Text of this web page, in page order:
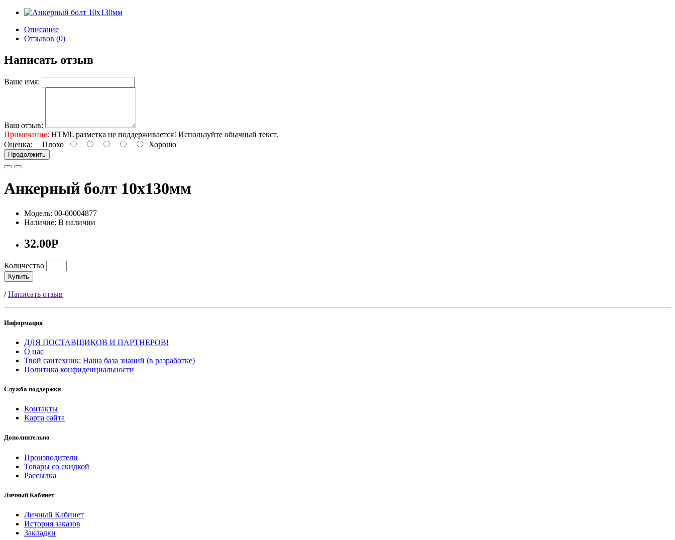
Описание
Отзывов (0)
Написать отзыв
Ваше имя:
Ваш отзыв:
Примечание: HTML разметка не поддерживается! Используйте обычный текст.
Оценка: Плохо Хорошо
Продолжить
Анкерный болт 10х130мм
Модель: 00-00004877
Наличие: В наличии
32.00Р
Количество
Купить
/Написать отзыв
Информация
ДЛЯ ПОСТАВЩИКОВ И ПАРТНЕРОВ!
О нас
Твой сантехник: Наша база знаний (в разработке)
Политика конфиденциальности
Служба поддержки
Контакты
Карта сайта
Дополнительно
Производители
Товары со скидкой
Рассылка
Личный Кабинет
Личный Кабинет
История заказов
Закладки